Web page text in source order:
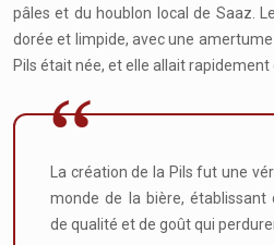
pâles et du houblon local de Saaz.
dorée et limpide, avec une
Pils était née, et elle allait rapidement
La création de la Pils fut une
monde de la bière, établissant
de qualité et de goût qui